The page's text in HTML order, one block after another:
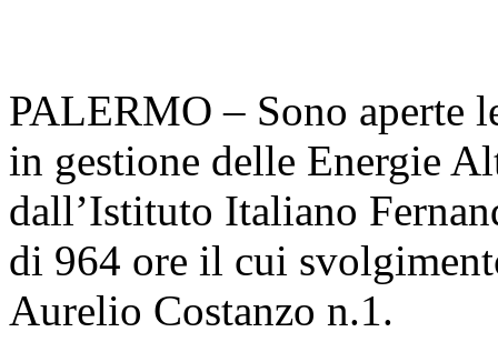
PALERMO – Sono aperte
in gestione delle Energie
dall’Istituto Italiano
di 964 ore il cui
Aurelio Costanzo n.1.